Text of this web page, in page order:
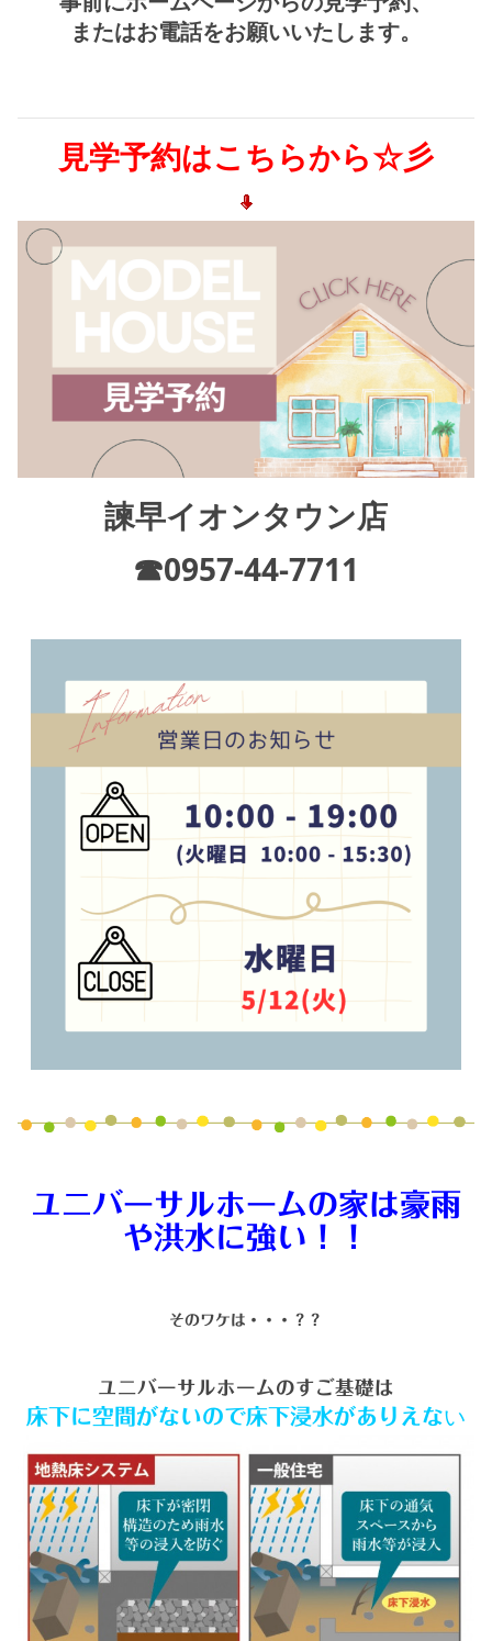
またはお電話をお願いいたします。
見学予約はこちらから☆彡
諫早イオンタウン店
☎0957-44-7711
ユニバーサルホームの家は豪雨
や洪水に強い！！
そのワケは・・・？？
ユニバーサルホームのすご基礎は
床下に空間がないので床下浸水がありえない